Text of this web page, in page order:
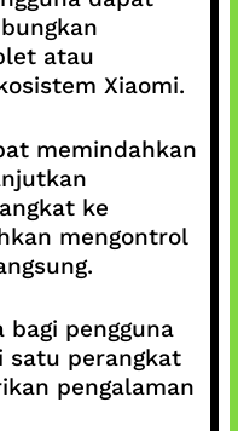
atau
Xiaomi.
memindahkan
ke
mengontrol
pengguna
satu perangkat
pengalaman